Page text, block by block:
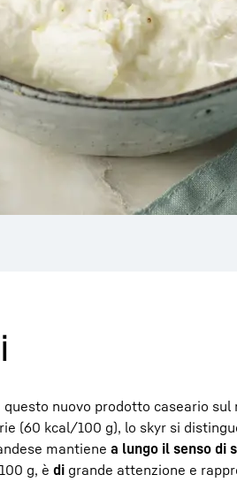
nuovo prodotto caseario sul
(60 kcal/100 g), lo skyr si
mantiene a lungo il senso di
g, è di grande attenzione e